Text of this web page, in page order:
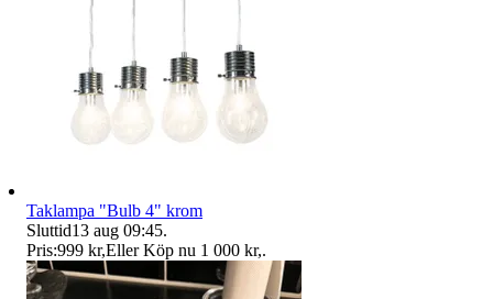
Taklampa "Bulb 4" krom
Sluttid13 aug 09:45.
Pris:999 kr,Eller Köp nu 1 000 kr,.